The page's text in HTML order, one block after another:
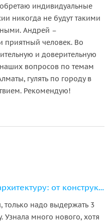
индивидуальные
никогда не будут такими
Андрей –
приятный человек. Во
и доверительную
вопросов по темам
гулять по городу в
Рекомендую!
Алматы через историю и архитектуру: от конструктивизма к постмодернизму
только надо выдержать 3
много нового, хотя